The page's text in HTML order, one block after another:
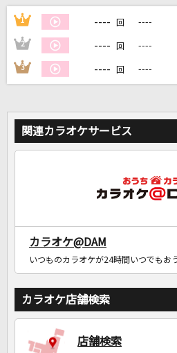
自宅でカラオケ歌
1 ---- 回 ----
2 ---- 回 ----
3 ---- 回 ----
関連カラオケサービス
カラオケ@DAM
いつものカラオケが24時間いつでもお
カラオケ店舗検索
店舗検索